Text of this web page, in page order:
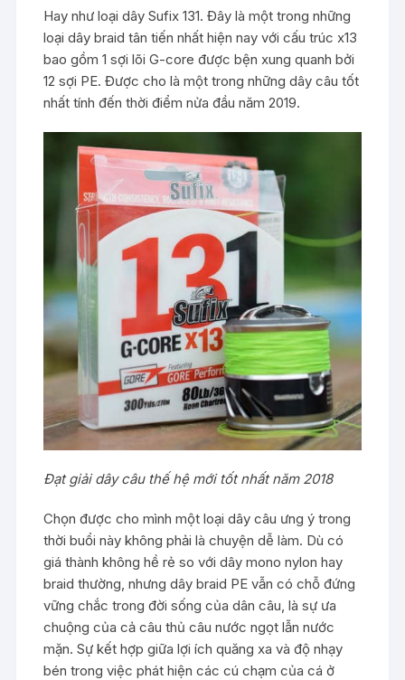
Hay như loại dây Sufix 131. Đây là một trong những
loại dây braid tân tiến nhất hiện nay với cấu trúc x13
bao gồm 1 sợi lõi G-core được bện xung quanh bởi
12 sợi PE. Được cho là một trong những dây câu tốt
nhất tính đến thời điểm nửa đầu năm 2019.
Đạt giải dây câu thế hệ mới tốt nhất năm 2018
Chọn được cho mình một loại dây câu ưng ý trong
thời buổi này không phải là chuyện dễ làm. Dù có
giá thành không hề rẻ so với dây mono nylon hay
braid thường, nhưng dây braid PE vẫn có chỗ đứng
vững chắc trong đời sống của dân câu, là sự ưa
chuộng của cả câu thủ câu nước ngọt lẫn nước
mặn. Sự kết hợp giữa lợi ích quăng xa và độ nhạy
bén trong việc phát hiện các cú chạm của cá ở